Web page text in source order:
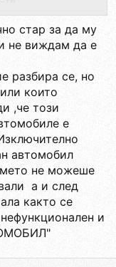
стар за да му
не виждам да е
разбира се, но
които
,че този
е
автомобил
не можеше
а и след
както се
и